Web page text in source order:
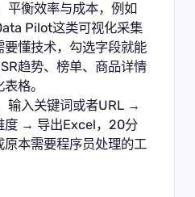
平衡效率与成本，例如
Pilot这类可视化采集
要懂技术，勾选字段就能
趋势、榜单、商品详情
格。
输入关键词或者URL →
度 → 导出Excel，20分
原本需要程序员处理的工